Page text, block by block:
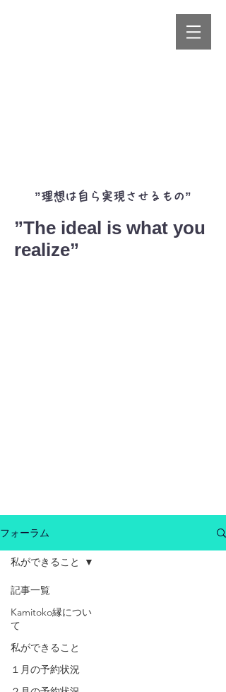
​”理想は自ら​実現させるもの”
”The ideal is what you
realize”
フォーラム
記事一覧
Kamitoko縁につい
て
私ができること
１月の予約状況
私ができること
近日公開予定